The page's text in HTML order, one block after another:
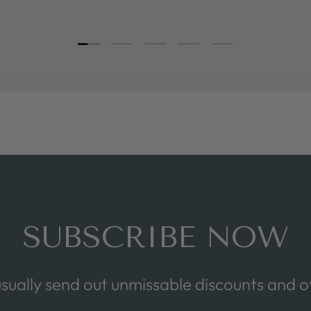
SUBSCRIBE NOW
send out unmissable discounts and